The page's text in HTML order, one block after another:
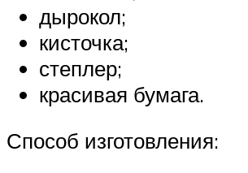
дырокол;
кисточка;
степлер;
красивая бумага.
Способ изготовления: